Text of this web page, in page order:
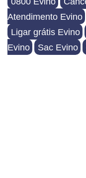
Atendimento Evino
Ligar grátis Evino
Evino
Sac Evino